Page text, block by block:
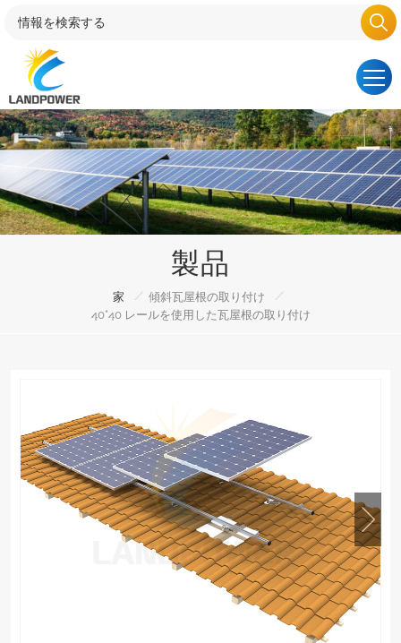
製品
家 / 傾斜瓦屋根の取り付け
/
40*40 レールを使用した瓦屋根の取り付け